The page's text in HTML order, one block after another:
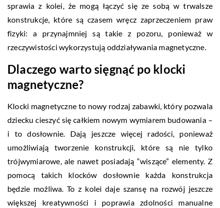
sprawia z kolei, że mogą łączyć się ze sobą w trwalsze
konstrukcje, które są czasem wręcz zaprzeczeniem praw
fizyki: a przynajmniej są takie z pozoru, ponieważ w
rzeczywistości wykorzystują oddziaływania magnetyczne.
Dlaczego warto sięgnąć po klocki
magnetyczne?
Klocki magnetyczne to nowy rodzaj zabawki, który pozwala
dziecku cieszyć się całkiem nowym wymiarem budowania –
i to dosłownie. Dają jeszcze więcej radości, ponieważ
umożliwiają tworzenie konstrukcji, które są nie tylko
trójwymiarowe, ale nawet posiadają “wiszące” elementy. Z
pomocą takich klocków dosłownie każda konstrukcja
będzie możliwa. To z kolei daje szansę na rozwój jeszcze
większej kreatywności i poprawia zdolności manualne